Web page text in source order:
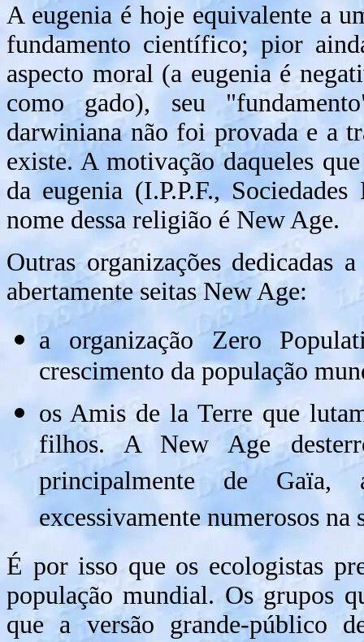
A eugenia é hoje equivalente a
fundamento científico; pior
aspecto moral (a eugenia é
como gado), seu
darwiniana não foi provada e a
existe. A motivação daqueles
da eugenia (I.P.P.F.,
nome dessa religião é New Age.
Outras organizações dedicadas
abertamente seitas New Age:
a organização Zero
crescimento da população
os Amis de la Terre que
filhos. A New Age
principalmente de Gaïa,
excessivamente numerosos na
É por isso que os ecologistas
população mundial. Os grupos
que a versão grande-público